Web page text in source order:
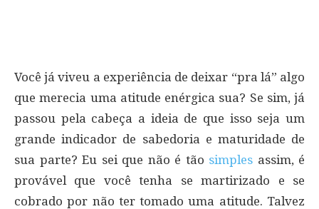
Você já viveu a experiência de deixar “pra lá” algo
que merecia uma atitude enérgica sua? Se sim, já
passou pela cabeça a ideia de que isso seja um
grande indicador de sabedoria e maturidade de
sua parte? Eu sei que não é tão simples assim, é
provável que você tenha se martirizado e se
cobrado por não ter tomado uma atitude. Talvez